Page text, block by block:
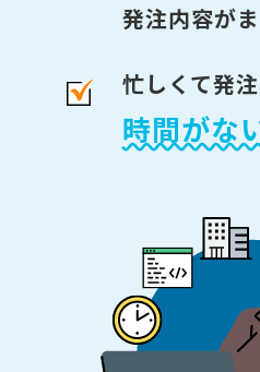
発注内容が
忙しくて発
時間がな